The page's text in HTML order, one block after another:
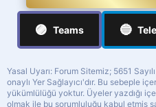
🟣 Teams 🔵
Yasal Uyarı: Forum Sitemiz; 5651
onaylı Yer Sağlayıcı'dır. Bu sebeple
yükümlülüğü yoktur. Üyeler yazdığı
olmak ile bu sorumluluğu kabul etmiş